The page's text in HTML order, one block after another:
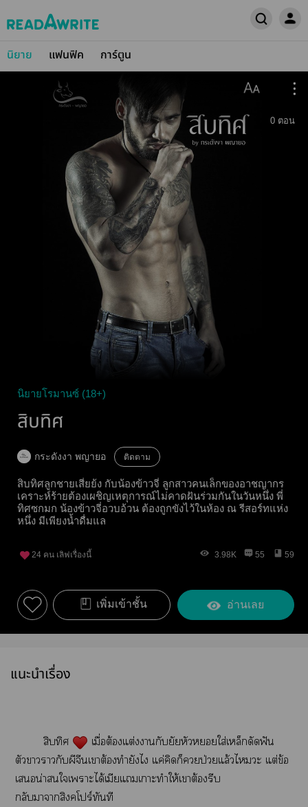
นิยาย แฟนฟิค การ์ตูน
0 ตอน
นิยายโรมานซ์ (18+)
สิบทิศ
กระดังงา พญายอ ติดตาม
สิบทิศลูกชายเสี่ยย้ง กับน้องข้าวจี่ ลูกสาวคนเล็กของอาชญากร
เคราะห์ร้ายต้องเผชิญเหตุการณ์ไม่คาดฝันร่วมกันในวันหนึ่ง พี่
ทิศซกมก น้องข้าวจี่อวบอ้วน ต้องถูกขังไว้ในห้อง ณ รีสอร์ทแห่ง
หนึ่ง มีเพียงน้ำดื่มแล
24 คน เลิฟเรื่องนี้ 3.98K 55 59
เพิ่มเข้าชั้น อ่านเลย
แนะนำเรื่อง
สิบทิศ
เมื่อต้องแต่งากับยัยหัวหยใส่เหล็กดัดฟัน
ตัวาากับผีจีนเาต้องทำยังไ แค่คิดก็ป่วยแล้วไะ แต่ข้อ
เน่าใเาะได้เมียแเาะทำให้เาต้องรีบ
กลับาาสิงคโปร์ทันที